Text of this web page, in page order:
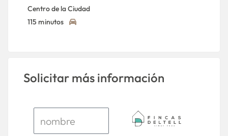
Centro de la Ciudad
115 minutos
Solicitar más información